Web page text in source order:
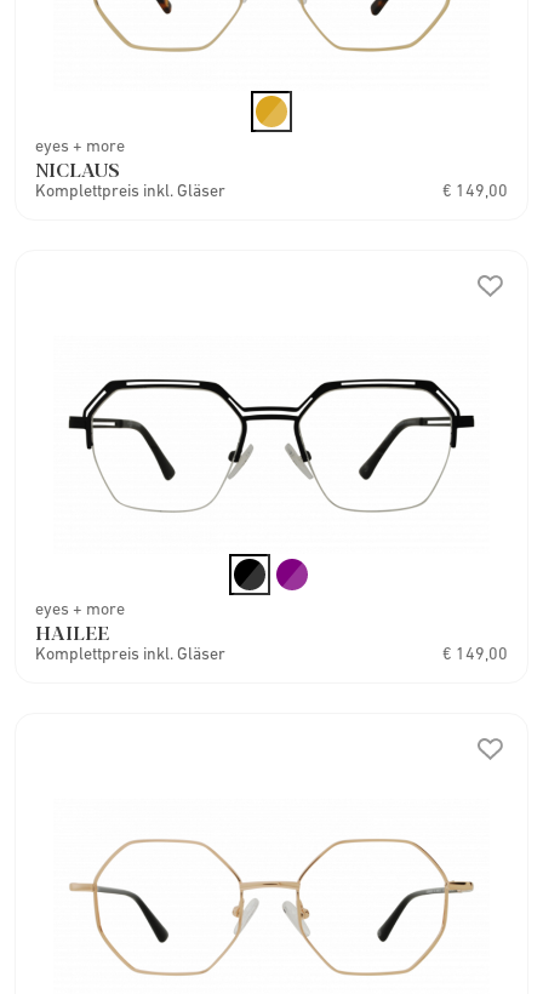
eyes + more
NICLAUS
Komplettpreis inkl. Gläser € 149,00
eyes + more
HAILEE
Komplettpreis inkl. Gläser € 149,00